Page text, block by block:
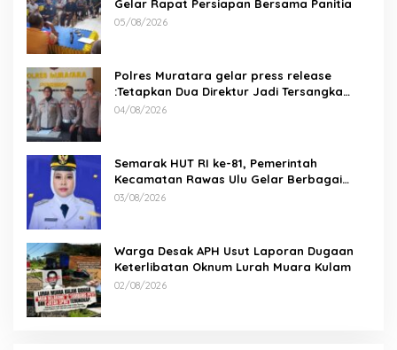
Gelar Rapat Persiapan Bersama Panitia
05/08/2026
Polres Muratara gelar press release
:Tetapkan Dua Direktur Jadi Tersangka
Kecelakaan Maut antara Bus ALS dan
04/08/2026
Semarak HUT RI ke-81, Pemerintah
Kecamatan Rawas Ulu Gelar Berbagai
Lomba
03/08/2026
Warga Desak APH Usut Laporan Dugaan
Keterlibatan Oknum Lurah Muara Kulam
02/08/2026